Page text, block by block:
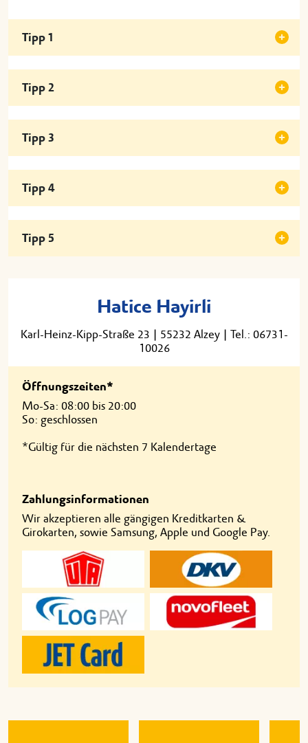
Tipp 1
Tipp 2
Tipp 3
Tipp 4
Tipp 5
Hatice Hayirli
Karl-Heinz-Kipp-Straße 23 | 55232 Alzey| Tel.: 06731-
10026
Öffnungszeiten*
Mo-Sa: 08:00 bis 20:00
So: geschlossen
*Gültig für die nächsten 7 Kalendertage
Zahlungsinformationen
Wir akzeptieren alle gängigen Kreditkarten &
Girokarten, sowie Samsung, Apple und Google Pay.